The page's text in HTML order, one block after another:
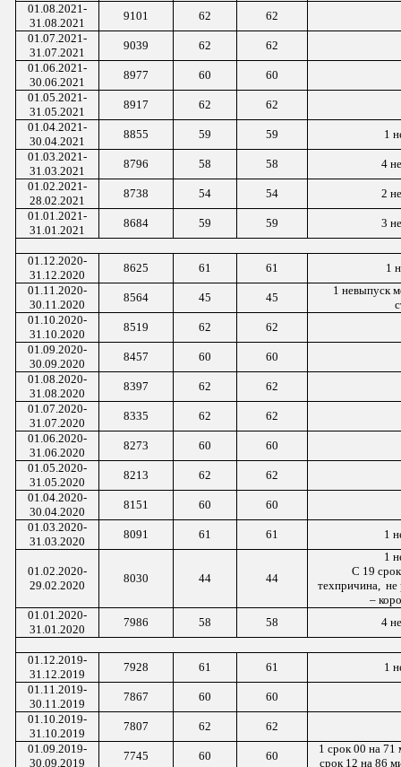
01.08.2021-
31.08.2021
9101 62
62
01.07 .2021-
31 .07 .2021
9039 62
62
01.06 .2021-
30 .06 .2021
8977 60
60
01.05 .2021-
31 .05 .2021
8917 62
62
01.04 .2021-
30 .04 .2021
8855 59 59 1
01.03 .2021-
31 .03 .2021
8796 58 58 4
01.02.2021-
28.02.2021
8738 54 54
2
01. 01 .2021 -
31. 01 .2021
8684 59 59 3
01.1 2 .2020-
31 .1 2 .2020
8625 61 61
1
01.1 1 .2020-
30 .1 1 .2020
8564 45 45
1 невыпуск
01. 10 .2020-
31 10 .2020
8519 62
62
01.09 .2020-
30 .09 .2020
8457 60
60
01.08 .2020-
31.08 .2020
8397 62
62
01.07 .2020-
31.07 .2020
8335 62
62
01.06.2020-
31.06.2020
8273 60
60
01.05 .2020-
31 .05 .2020
8213 62
62
01.04 .2020-
30 .04 .2020
8151 60
60
01.03 .2020-
31 .03 .2020
8091 61 61 1
01.02 .2020-
29 .02 .2020
8030 44 44
1
С 19
техпричина , не
–
01. 01 2020-
31. 01 .2020
7986 58 58 4
01.1 2 .2019-
31 .1 2 .2019
7928 61 61
1
01.1 1 .2019-
30 .1 1 .2019
7867 60
60
01. 10 .2019-
31 10 .2019
7807 62
62
01.09.2019-
30.09.2019
7745 60 60
1 срок 00 на 71
срок 12 на 86